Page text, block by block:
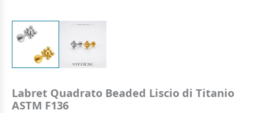
Labret Quadrato Beaded Liscio di Titanio
ASTM F136